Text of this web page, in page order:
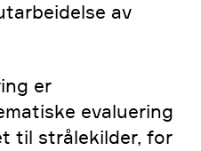
av
er
evaluering
til strålekilder, for